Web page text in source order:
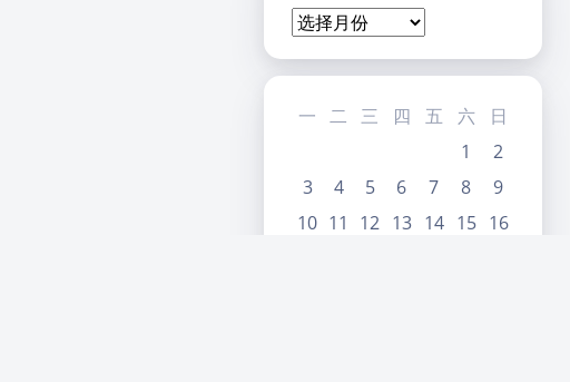
浅阴影 深阴影
日落 暗化 灰度
一 二 三 四 五 六
日
1
2
3
4 5 6 7 8
9
10 11 12 13 14 15 16